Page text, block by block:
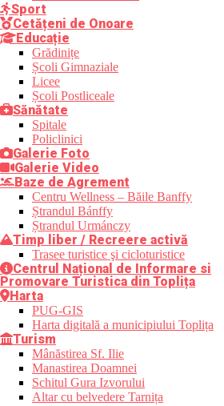
Sport
Cetățeni de Onoare
Educație
Grădinițe
Școli Gimnaziale
Licee
Școli Postliceale
Sănătate
Spitale
Policlinici
Galerie Foto
Galerie Video
Baze de Agrement
Centru Wellness – Băile Banffy
Ștrandul Bánffy
Ștrandul Urmánczy
Timp liber / Recreere activă
Trasee turistice şi cicloturistice
Centrul Național de Informare si
Promovare Turistica din Toplița
Harta
PUG-GIS
Harta digitală a municipiului Toplița
Turism
Mânăstirea Sf. Ilie
Manastirea Doamnei
Schitul Gura Izvorului
Altar cu belvedere Tarnița